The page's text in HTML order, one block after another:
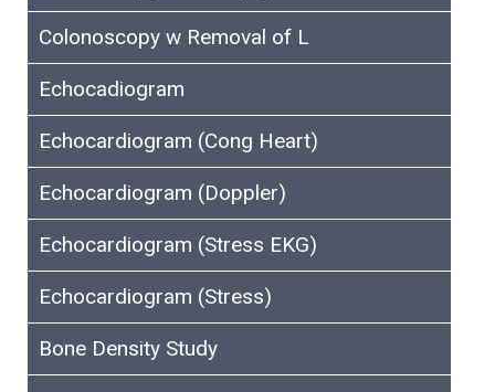
Colonoscopy w Removal of L
Echocadiogram
Echocardiogram (Cong Heart)
Echocardiogram (Doppler)
Echocardiogram (Stress EKG)
Echocardiogram (Stress)
Bone Density Study